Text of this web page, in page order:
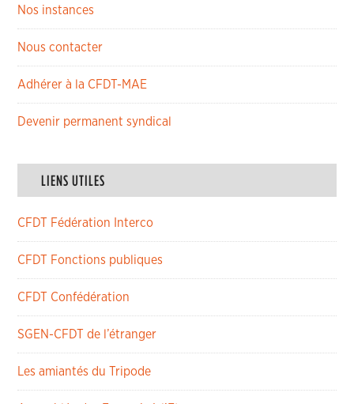
Nos instances
Nous contacter
Adhérer à la CFDT-MAE
Devenir permanent syndical
LIENS UTILES
CFDT Fédération Interco
CFDT Fonctions publiques
CFDT Confédération
SGEN-CFDT de l’étranger
Les amiantés du Tripode